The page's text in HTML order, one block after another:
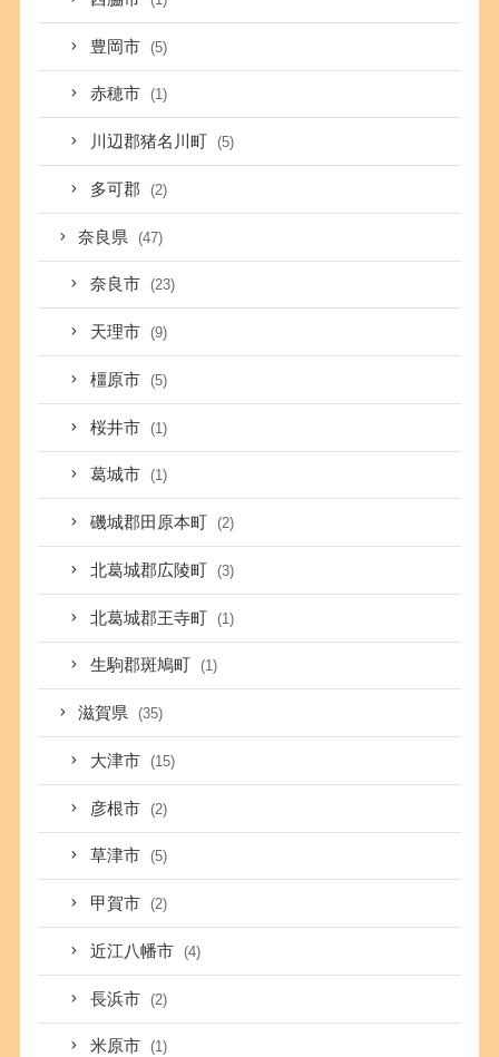
豊岡市 (5)
赤穂市 (1)
川辺郡猪名川町 (5)
多可郡 (2)
奈良県 (47)
奈良市 (23)
天理市 (9)
橿原市 (5)
桜井市 (1)
葛城市 (1)
磯城郡田原本町 (2)
北葛城郡広陵町 (3)
北葛城郡王寺町 (1)
生駒郡斑鳩町 (1)
滋賀県 (35)
大津市 (15)
彦根市 (2)
草津市 (5)
甲賀市 (2)
近江八幡市 (4)
長浜市 (2)
米原市 (1)